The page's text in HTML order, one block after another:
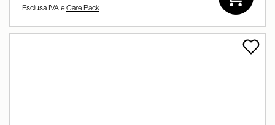
Esclusa IVA eCare Pack